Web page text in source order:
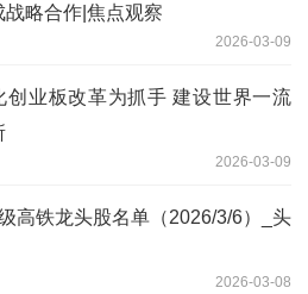
战略合作|焦点观察
2026-03-09
创业板改革为抓手 建设世界一流
2026-03-09
高铁龙头股名单（2026/3/6）_头
2026-03-08